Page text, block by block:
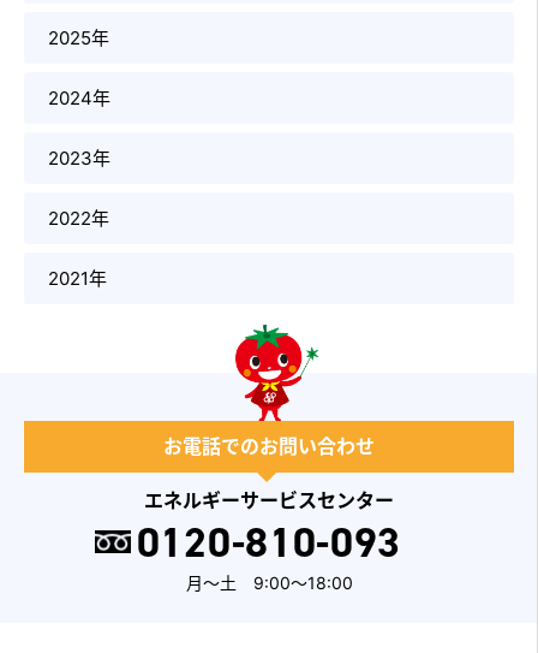
2025年
2024年
2023年
2022年
2021年
お電話でのお問い合わせ
エネルギーサービスセンター
0120-810-093
月～土 9:00～18:00